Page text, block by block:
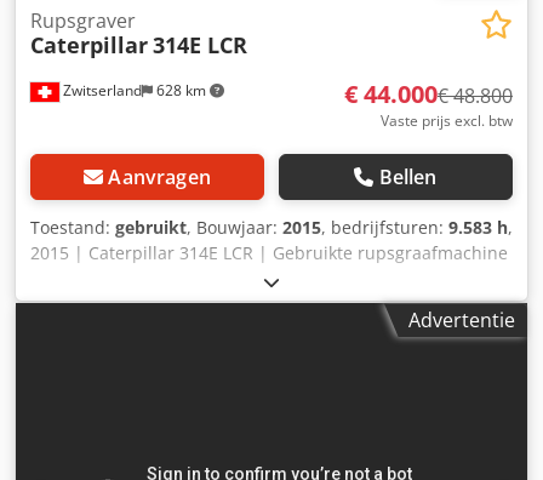
Zwitserland 628 km
Rupsgraver
Caterpillar314E LCR
€ 44.000€ 48.800
Vaste prijs excl. btw
Aanvragen Bellen
Toestand: gebruikt, Bouwjaar: 2015, bedrijfsturen: 9.583 h,
2015 | Caterpillar 314E LCR | Gebruikte rupsgraafmachine
| 9583 uur 📍 Locatie: Zwitserland 🚛 Levering mogelijk tot
uw locatie – Gebruik onze verzendcalculator om de
transportkosten te berekenen! 💰 Koop nu voor € 44.000 of
Advertentie